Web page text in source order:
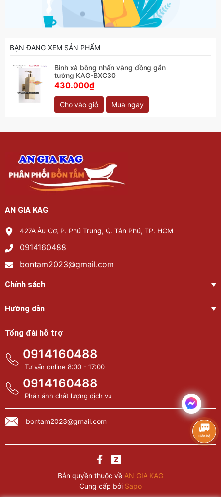
BẠN ĐANG XEM SẢN PHẨM
Bình xà bông nhấn vàng đồng gắn
tường KAG-BXC30
430.000₫
Cho vào giỏ Mua ngay
AN GIA KAG
427A Âu Cơ, P. Phú Trung, Q. Tân Phú, TP. HCM
0914160488
bontam2023@gmail.com
Chính sách
Hướng dẫn
Tổng đài hỗ trợ
0914160488
Tư vấn online 8:00 - 17:00
0914160488
Phản ánh chất lượng dịch vụ
bontam2023@gmail.com
Bản quyền thuộc về AN GIA KAG
Cung cấp bởi Sapo